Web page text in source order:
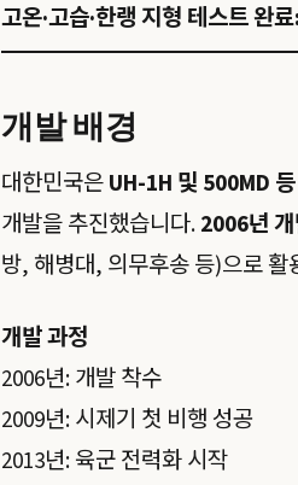
고온·고습·한랭 지형 테스트 완료:
개발 배경
대한민국은UH-1H 및 500MD
개발을 추진했습니다.2006년
방, 해병대, 의무후송 등)으로 활
개발 과정
2006년: 개발 착수
2009년: 시제기 첫 비행 성공
2013년: 육군 전력화 시작